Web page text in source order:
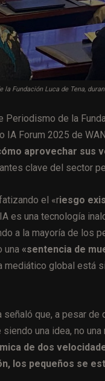
Fundación Luca de Tena,
de la
Forum 2025 de
aprovechar sus
clave del sector
el «riesgo
es una tecnología
a la mayoría de los
una «sentencia de
mediático global está
que, a pesar
una idea, no
de dos
los pequeños se